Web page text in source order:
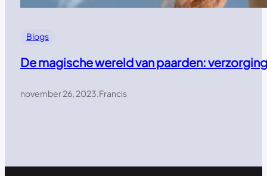
Blogs
De magische wereld van paarden:
november 26, 2023.Francis